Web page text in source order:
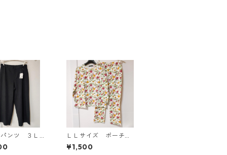
パンツ ３Ｌ
ク KAE-4697
ＬＬサイズ ポーチ付
き 綿１００％ 花
柄 トラベルパジャ
¥1,500